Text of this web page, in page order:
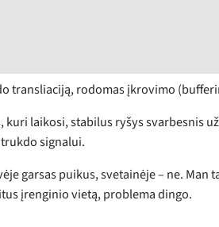
transliaciją, rodomas įkrovimo
laikosi, stabilus ryšys svarbesnis
signalui.
garsas puikus, svetainėje – ne.
įrenginio vietą, problema dingo.